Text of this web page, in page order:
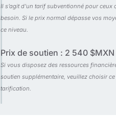
Il s’agit d’un tarif subventionné pour ceux
besoin. Si le prix normal dépasse vos
ce niveau.
Prix de soutien : 2 540 $MXN
Si vous disposez des ressources
soutien supplémentaire, veuillez choisir
tarification.